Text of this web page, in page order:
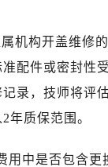
机构开盖维修
配件或密封性
录，技师将评
年质保范围。
用中是否包含更